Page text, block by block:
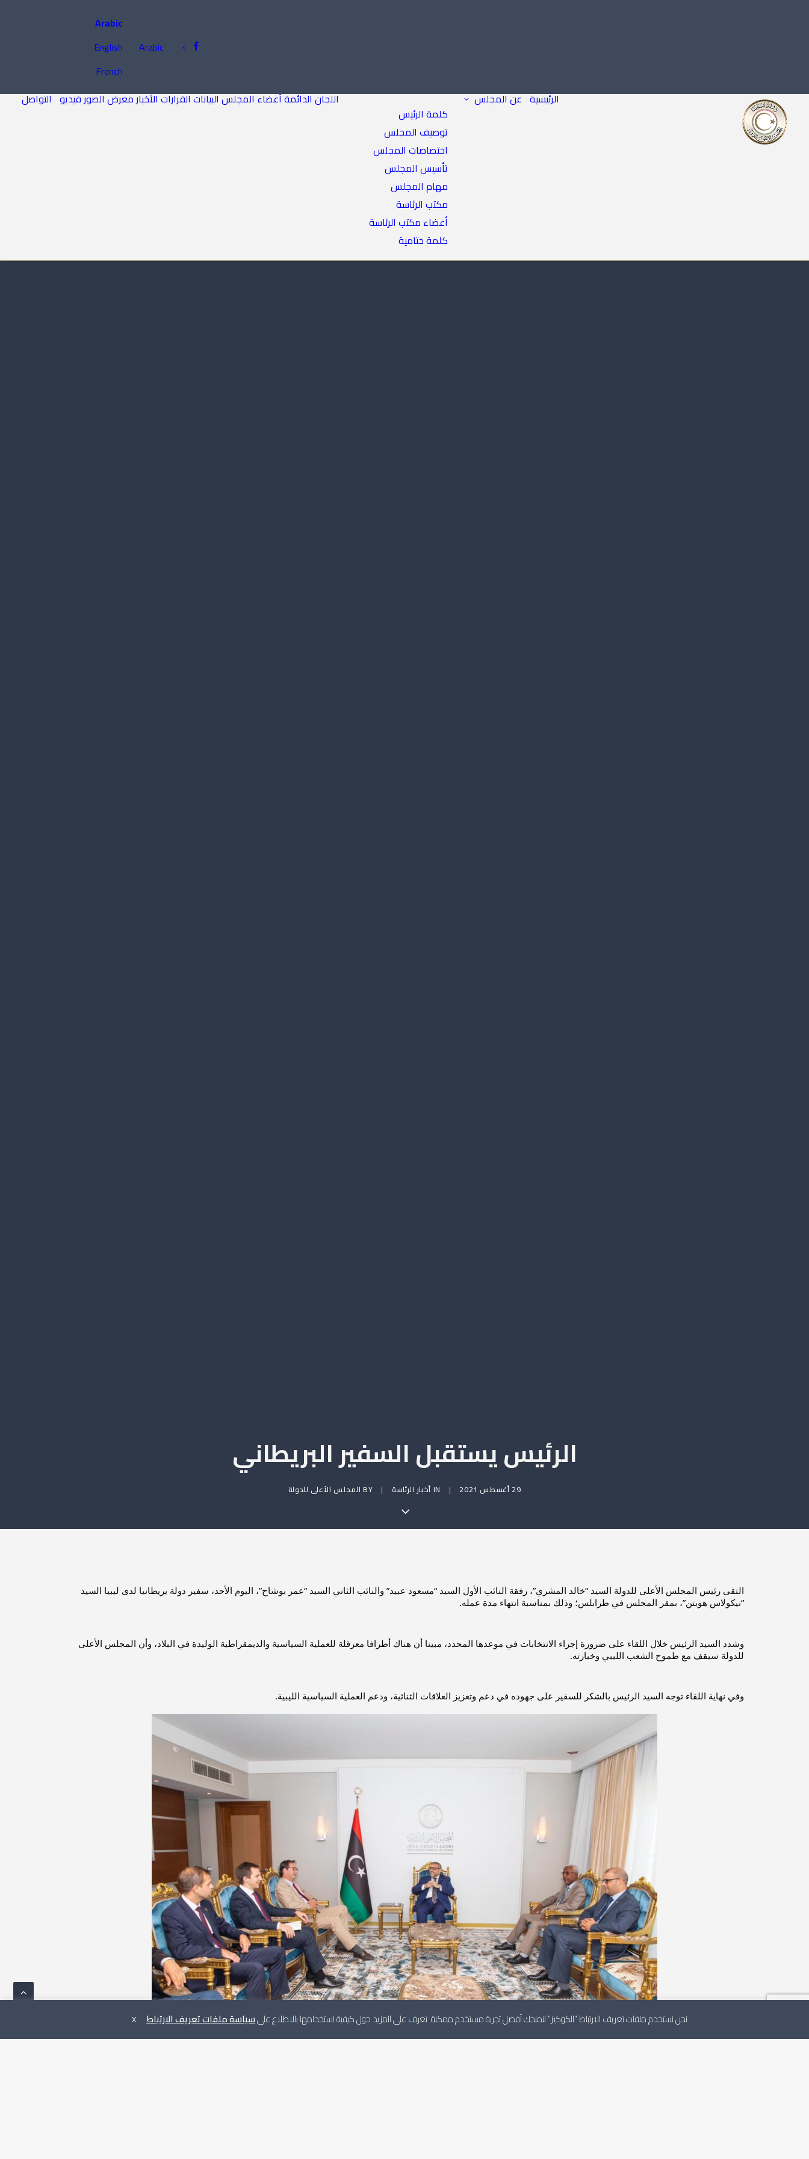
Arabic
Arabic
English
French
الرئيسية عن المجلس
كلمة الرئيس
توصيف المجلس
اختصاصات المجلس
تأسيس المجلس
مهام المجلس
مكتب الرئاسة
أعضاء مكتب الرئاسة
كلمة ختامية
اللجان الدائمةأعضاء المجلسالبياناتالقراراتالأخبارمعرض الصورفيديو التواصل
الرئيس يستقبل السفير البريطاني
29 أغسطس 2021 |
IN أخبار الرئاسة |
BY المجلس الأعلى للدولة
“نيكولاس هوبتن”، بمقر المجلس في طرابلس؛ وذلك بمناسبة انتهاء مدة عمله.
للدولة سيقف مع طموح الشعب الليبي وخيارته.
وفي نهاية اللقاء توجه السيد الرئيس بالشكر للسفير على جهوده في دعم وتعزيز العلاقات الثنائية، ودعم العملية السياسية الليبية.
نحن نستخدم ملفات تعريف الارتباط "الكوكيز" لنمنحك أفضل تجربة مستخدم ممكنة. تعرف على المزيد حول كيفية استخدامها بالاطلاع علىسياسة ملفات تعريف الارتباط X